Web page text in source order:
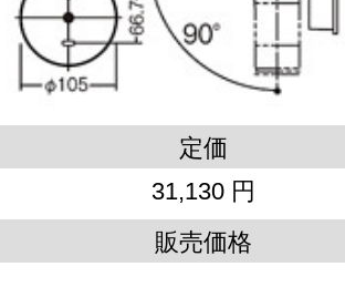
定価
31,130 円
販売価格